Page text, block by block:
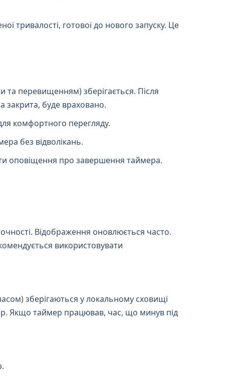
тривалості, готової до нового запуску. Це
перевищенням) зберігається. Після
закрита, буде враховано.
комфортного перегляду.
без відволікань.
оповіщення про завершення таймера.
Відображення оновлюється часто.
використовувати
зберігаються у локальному сховищі
Якщо таймер працював, час, що минув під